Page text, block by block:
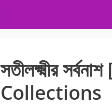
সতীলক্ষ্মীর
Collections